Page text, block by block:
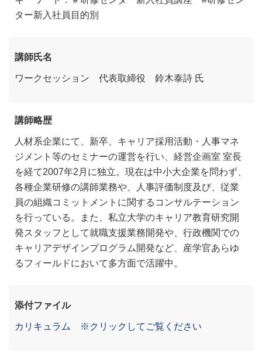
ター新入社員目的別
講師氏名
ワークセッション 代表取締役 鈴木泰詩 氏
講師略歴
人材系企業にて、新卒、キャリア採用活動・人事マネ
ジメント等のセミナーの運営を行い、経営企画室 室長
を経て2007年2月に独立。現在は中小大企業を問わず、
各種企業研修の講師業務や、人事評価制度及び、従業
員の組織コミットメントに関するコンサルテーション
を行っている。また、私立大学のキャリア教育研究開
発スタッフとして就職支援業務開発や、行政機関での
キャリアデザインプログラム開発など、産学官あらゆ
るフィールドにおいて多方面で活躍中。
添付ファイル
カリキュラム ※クリックしてご覧ください